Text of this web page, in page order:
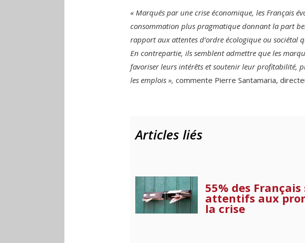
« Marqués par une crise économique, les Français
consommation plus pragmatique donnant la part
rapport aux attentes d’ordre écologique ou sociétal
En contrepartie, ils semblent admettre que les
favoriser leurs intérêts et soutenir leur profitabilité,
les emplois », commente Pierre Santamaria,
Articles liés
55% des
attentifs aux
la crise